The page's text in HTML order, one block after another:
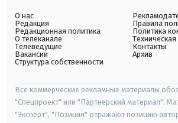
О нас
Редакция
Редакционная политика
О телеканале
Телеведущие
Вакансии
Структура собственности
Правила
Политика
Контакты
Архив
Все коммерческие рекламные материалы
"Спецпроект" или "Партнерский материал".
"Эксперт", "Позиция" отражают позицию